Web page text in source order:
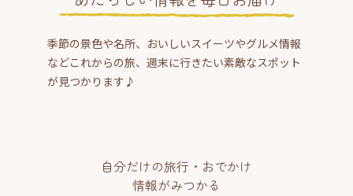
季節の景色や名所、おいしいスイーツやグルメ情報
などこれからの旅、週末に行きたい素敵なスポット
が見つかります♪
自分だけの旅行・おでかけ
情報がみつかる